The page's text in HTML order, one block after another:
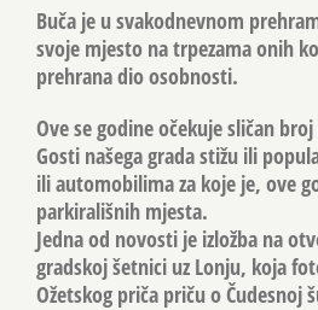
Buča je u svakodnevnom
svoje mjesto na trpezama onih
prehrana dio osobnosti.
Ove se godine očekuje sličan
Gosti našega grada stižu ili
ili automobilima za koje je, ove
parkirališnih mjesta.
Jedna od novosti je izložba na
gradskoj šetnici uz Lonju, koja
Ožetskog priča priču o Čudesnoj